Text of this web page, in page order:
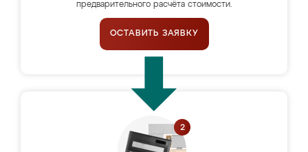
предварительного расчёта стоимости.
ОСТАВИТЬ ЗАЯВКУ